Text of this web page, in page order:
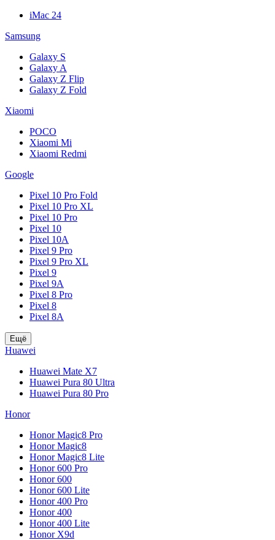
iMac 24
Samsung
Galaxy S
Galaxy A
Galaxy Z Flip
Galaxy Z Fold
Xiaomi
POCO
Xiaomi Mi
Xiaomi Redmi
Google
Pixel 10 Pro Fold
Pixel 10 Pro XL
Pixel 10 Pro
Pixel 10
Pixel 10A
Pixel 9 Pro
Pixel 9 Pro XL
Pixel 9
Pixel 9A
Pixel 8 Pro
Pixel 8
Pixel 8A
Ещё
Huawei
Huawei Mate X7
Huawei Pura 80 Ultra
Huawei Pura 80 Pro
Honor
Honor Magic8 Pro
Honor Magic8
Honor Magic8 Lite
Honor 600 Pro
Honor 600
Honor 600 Lite
Honor 400 Pro
Honor 400
Honor 400 Lite
Honor X9d